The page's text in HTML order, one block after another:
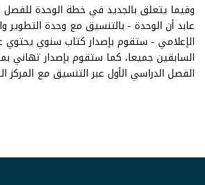
وفيما يتعلق بالجديد في خطة الوحدة للفصل
عابد أن الوحدة - بالتنسيق مع وحدة التطوير
الإعلامي - ستقوم بإصدار كتاب سنوي يحتوي
السابقين جميعا، كما ستقوم بإصدار تهاني
الفصل الدراسي الأول عبر التنسيق مع المركز